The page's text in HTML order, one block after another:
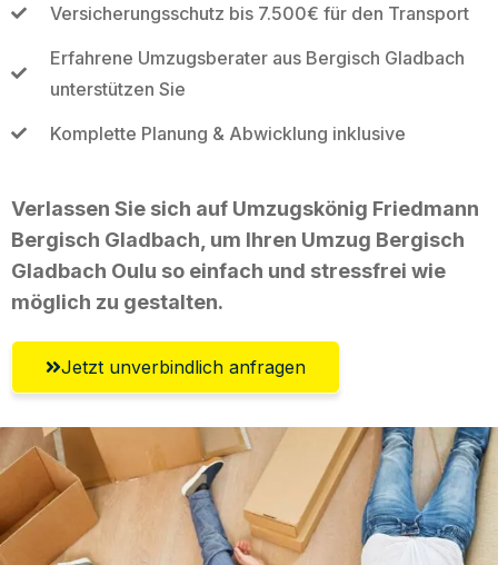
Versicherungsschutz bis 7.500€ für den Transport
Erfahrene Umzugsberater aus Bergisch Gladbach
unterstützen Sie
Komplette Planung & Abwicklung inklusive
Verlassen Sie sich auf Umzugskönig Friedmann
Bergisch Gladbach, um Ihren Umzug Bergisch
Gladbach Oulu so einfach und stressfrei wie
möglich zu gestalten.
Jetzt unverbindlich anfragen